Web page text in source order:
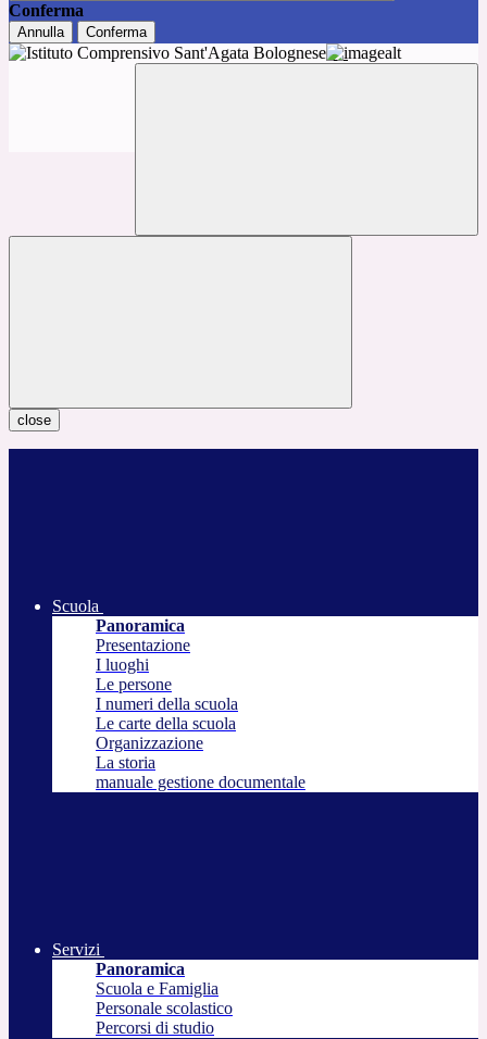
Conferma
Annulla Conferma
close
Scuola
Panoramica
Presentazione
I luoghi
Le persone
I numeri della scuola
Le carte della scuola
Organizzazione
La storia
manuale gestione documentale
Servizi
Panoramica
Scuola e Famiglia
Personale scolastico
Percorsi di studio